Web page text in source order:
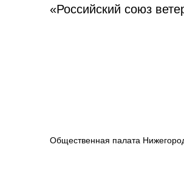
«Российский союз
Общественная палата